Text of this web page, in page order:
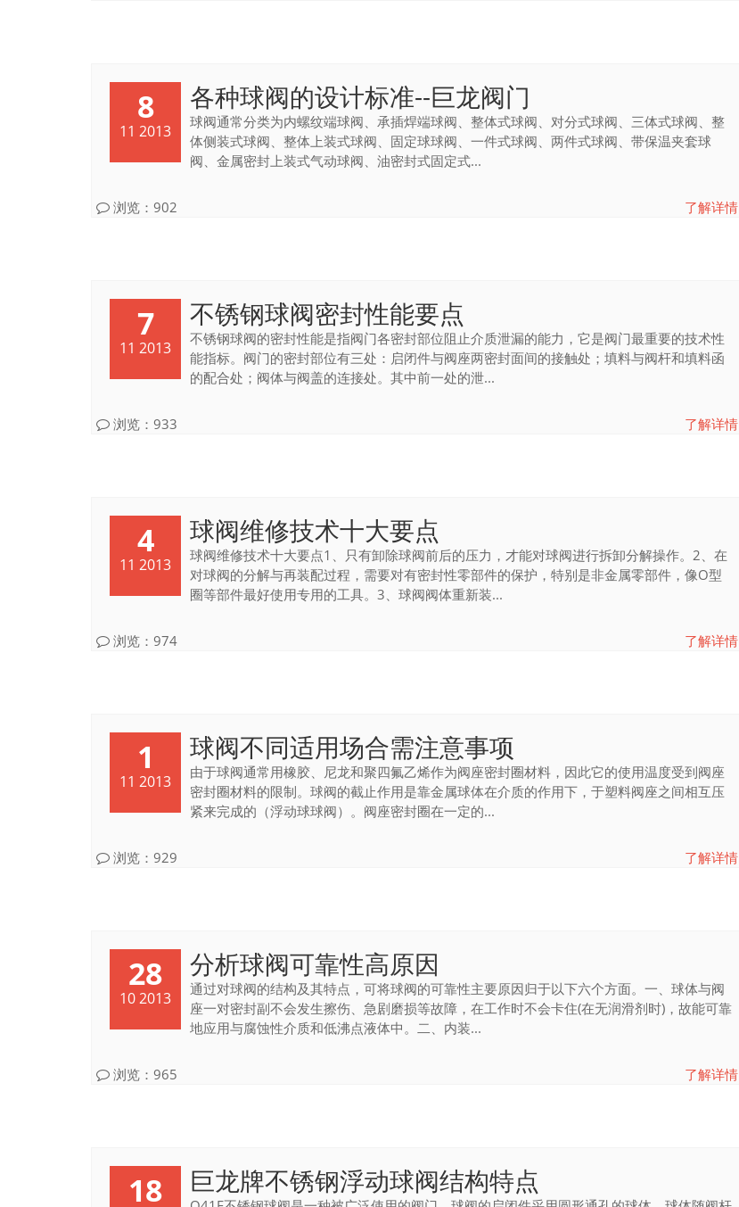
8
11 2013
各种球阀的设计标准--巨龙阀门
球阀通常分类为内螺纹端球阀、承插焊端球阀、整体式球阀、对分式球阀、三体式球阀、整
体侧装式球阀、整体上装式球阀、固定球球阀、一件式球阀、两件式球阀、带保温夹套球
阀、金属密封上装式气动球阀、油密封式固定式...
浏览：902 了解详情
7
11 2013
不锈钢球阀密封性能要点
不锈钢球阀的密封性能是指阀门各密封部位阻止介质泄漏的能力，它是阀门最重要的技术性
能指标。阀门的密封部位有三处：启闭件与阀座两密封面间的接触处；填料与阀杆和填料函
的配合处；阀体与阀盖的连接处。其中前一处的泄...
浏览：933 了解详情
4
11 2013
球阀维修技术十大要点
球阀维修技术十大要点1、只有卸除球阀前后的压力，才能对球阀进行拆卸分解操作。2、在
对球阀的分解与再装配过程，需要对有密封性零部件的保护，特别是非金属零部件，像O型
圈等部件最好使用专用的工具。3、球阀阀体重新装...
浏览：974 了解详情
1
11 2013
球阀不同适用场合需注意事项
由于球阀通常用橡胶、尼龙和聚四氟乙烯作为阀座密封圈材料，因此它的使用温度受到阀座
密封圈材料的限制。球阀的截止作用是靠金属球体在介质的作用下，于塑料阀座之间相互压
紧来完成的（浮动球球阀）。阀座密封圈在一定的...
浏览：929 了解详情
28
10 2013
分析球阀可靠性高原因
通过对球阀的结构及其特点，可将球阀的可靠性主要原因归于以下六个方面。一、球体与阀
座一对密封副不会发生擦伤、急剧磨损等故障，在工作时不会卡住(在无润滑剂时)，故能可靠
地应用与腐蚀性介质和低沸点液体中。二、内装...
浏览：965 了解详情
18 巨龙牌不锈钢浮动球阀结构特点